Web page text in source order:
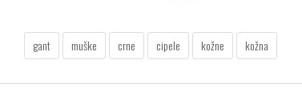
gant muške crne cipele kožne kožna